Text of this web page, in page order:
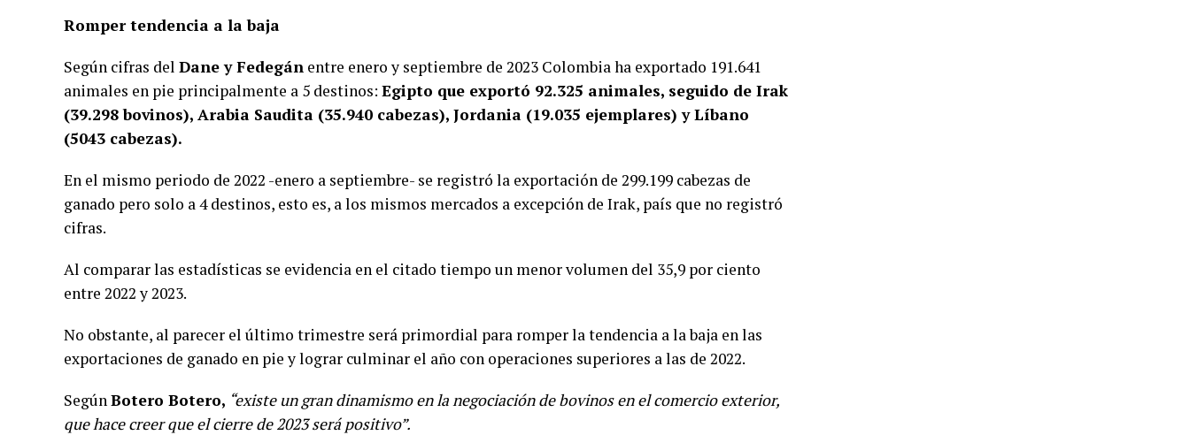
Romper tendencia a la baja
Según cifras del Dane y Fedegán entre enero y septiembre de 2023 Colombia ha exportado 191.641
animales en pie principalmente a 5 destinos: Egipto que exportó 92.325 animales, seguido de Irak
(39.298 bovinos), Arabia Saudita (35.940 cabezas), Jordania (19.035 ejemplares) y Líbano
(5043 cabezas).
En el mismo periodo de 2022 -enero a septiembre- se registró la exportación de 299.199 cabezas de
ganado pero solo a 4 destinos, esto es, a los mismos mercados a excepción de Irak, país que no registró
cifras.
Al comparar las estadísticas se evidencia en el citado tiempo un menor volumen del 35,9 por ciento
entre 2022 y 2023.
No obstante, al parecer el último trimestre será primordial para romper la tendencia a la baja en las
exportaciones de ganado en pie y lograr culminar el año con operaciones superiores a las de 2022.
SegúnBotero Botero, “existe un gran dinamismo en la negociación de bovinos en el comercio exterior,
que hace creer que el cierre de 2023 será positivo”.